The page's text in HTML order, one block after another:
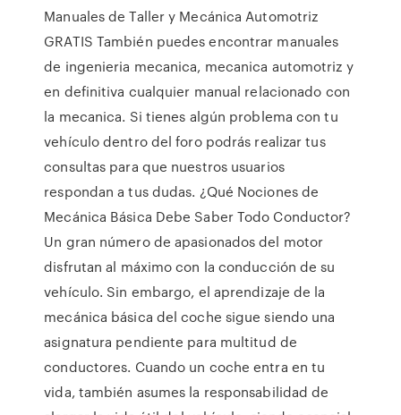
Manuales de Taller y Mecánica Automotriz
GRATIS También puedes encontrar manuales
de ingenieria mecanica, mecanica automotriz y
en definitiva cualquier manual relacionado con
la mecanica. Si tienes algún problema con tu
vehículo dentro del foro podrás realizar tus
consultas para que nuestros usuarios
respondan a tus dudas. ¿Qué Nociones de
Mecánica Básica Debe Saber Todo Conductor?
Un gran número de apasionados del motor
disfrutan al máximo con la conducción de su
vehículo. Sin embargo, el aprendizaje de la
mecánica básica del coche sigue siendo una
asignatura pendiente para multitud de
conductores. Cuando un coche entra en tu
vida, también asumes la responsabilidad de